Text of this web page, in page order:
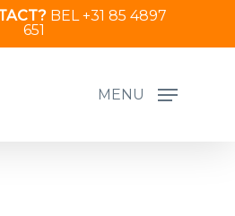
BEL +31 85 4897
651
MENU